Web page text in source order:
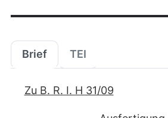
Brief TEI
Zu B. R. I. H 31/09